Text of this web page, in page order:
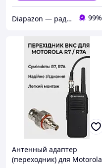
Diapazon — радіостанції та аксесуари 99%
Антенный адаптер
(переходник) для Motorola